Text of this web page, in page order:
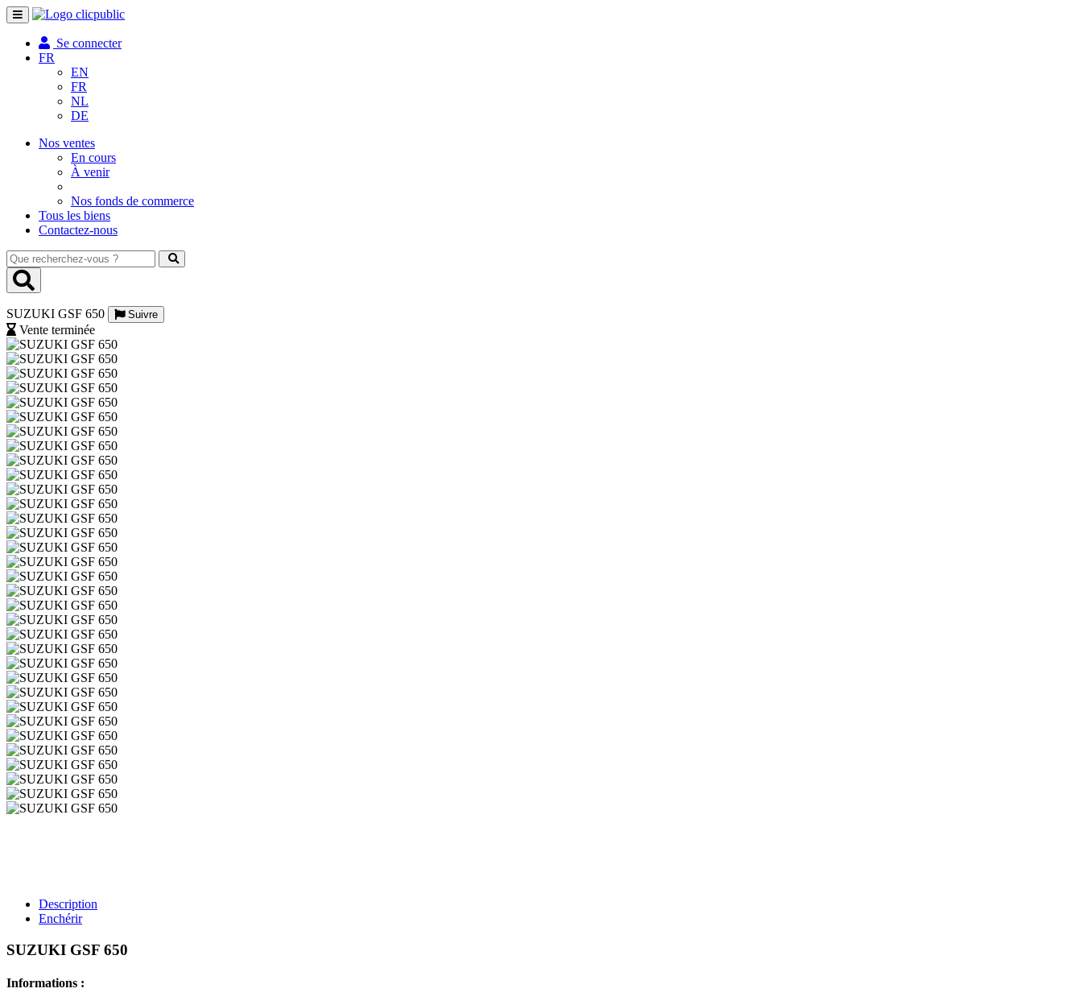
Toggle
navigation
Se connecter
FR
EN
FR
NL
DE
Nos ventes
En cours
À venir
Nos fonds de commerce
Tous les biens
Contactez-nous
Que
recherchez-
vous
SUZUKI GSF 650
Suivre
Vente terminée
Description
Enchérir
SUZUKI GSF 650
Informations :